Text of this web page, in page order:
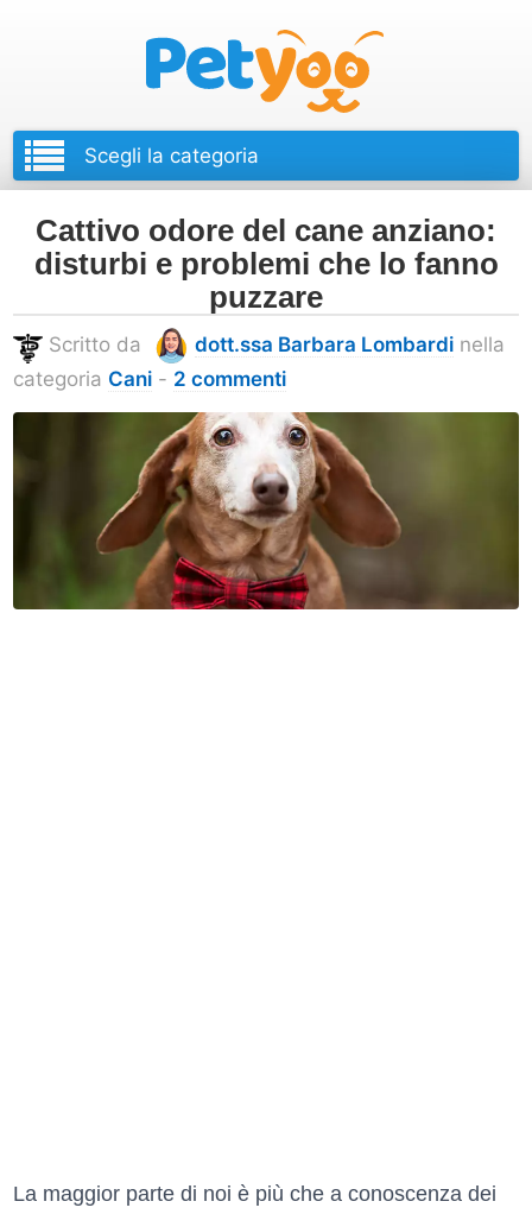
Cattivo odore del cane anziano:
disturbi e problemi che lo fanno
puzzare
Scritto da dott.ssa Barbara Lombardi nella
categoria Cani - 2 commenti
La maggior parte di noi è più che a conoscenza dei